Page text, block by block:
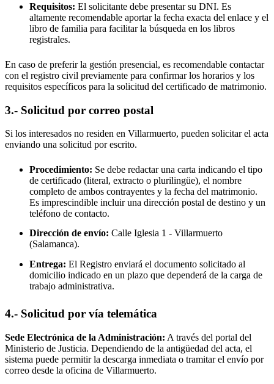
Requisitos: El solicitante debe presentar su DNI. Es
altamente recomendable aportar la fecha exacta del enlace y el
libro de familia para facilitar la búsqueda en los libros
registrales.
En caso de preferir la gestión presencial, es recomendable contactar
con el registro civil previamente para confirmar los horarios y los
requisitos específicos para la solicitud del certificado de matrimonio.
3.- Solicitud por correo postal
Si los interesados no residen en Villarmuerto, pueden solicitar el acta
enviando una solicitud por escrito.
Procedimiento: Se debe redactar una carta indicando el tipo
de certificado (literal, extracto o plurilingüe), el nombre
completo de ambos contrayentes y la fecha del matrimonio.
Es imprescindible incluir una dirección postal de destino y un
teléfono de contacto.
Dirección de envío: Calle Iglesia 1 - Villarmuerto
(Salamanca).
Entrega: El Registro enviará el documento solicitado al
domicilio indicado en un plazo que dependerá de la carga de
trabajo administrativa.
4.- Solicitud por vía telemática
Sede Electrónica de la Administración: A través del portal del
Ministerio de Justicia. Dependiendo de la antigüedad del acta, el
sistema puede permitir la descarga inmediata o tramitar el envío por
correo desde la oficina de Villarmuerto.